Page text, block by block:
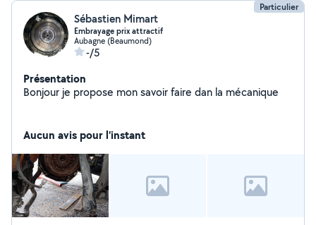
Particulier
Sébastien Mimart
Embrayage prix attractif
Aubagne (Beaumond)
-/5
Présentation
Bonjour je propose mon savoir faire dan la mécanique
Aucun avis pour l'instant